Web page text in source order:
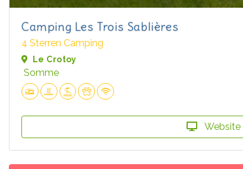
Camping Les Trois Sablières
4 Sterren Camping
Le Crotoy
Somme
Website